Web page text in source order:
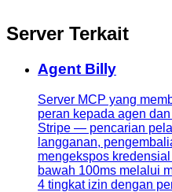
Server Terkait
Agent Billy
Server MCP yang
peran kepada agen
Stripe — pencarian
langganan,
mengekspos
bawah 100ms melalui
4 tingkat izin dengan